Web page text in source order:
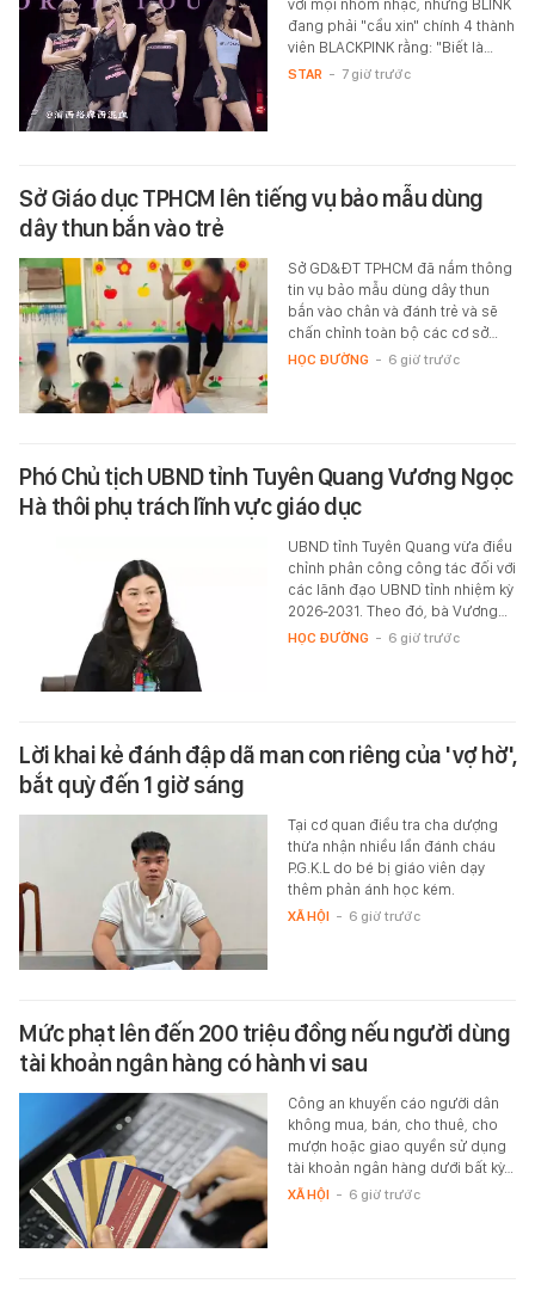
với mọi nhóm nhạc, nhưng BLINK
đang phải "cầu xin" chính 4 thành
viên BLACKPINK rằng: "Biết là…
STAR - 7 giờ trước
Sở Giáo dục TPHCM lên tiếng vụ bảo mẫu dùng
dây thun bắn vào trẻ
Sở GD&ĐT TPHCM đã nắm thông
tin vụ bảo mẫu dùng dây thun
bắn vào chân và đánh trẻ và sẽ
chấn chỉnh toàn bộ các cơ sở…
HỌC ĐƯỜNG - 6 giờ trước
Phó Chủ tịch UBND tỉnh Tuyên Quang Vương Ngọc
Hà thôi phụ trách lĩnh vực giáo dục
UBND tỉnh Tuyên Quang vừa điều
chỉnh phân công công tác đối với
các lãnh đạo UBND tỉnh nhiệm kỳ
2026-2031. Theo đó, bà Vương…
HỌC ĐƯỜNG - 6 giờ trước
Lời khai kẻ đánh đập dã man con riêng của 'vợ hờ',
bắt quỳ đến 1 giờ sáng
Tại cơ quan điều tra cha dượng
thừa nhận nhiều lần đánh cháu
P.G.K.L do bé bị giáo viên dạy
thêm phản ánh học kém.
XÃ HỘI - 6 giờ trước
Mức phạt lên đến 200 triệu đồng nếu người dùng
tài khoản ngân hàng có hành vi sau
Công an khuyến cáo người dân
không mua, bán, cho thuê, cho
mượn hoặc giao quyền sử dụng
tài khoản ngân hàng dưới bất kỳ…
XÃ HỘI - 6 giờ trước